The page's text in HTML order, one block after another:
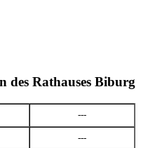
des Rathauses Biburg
---
---